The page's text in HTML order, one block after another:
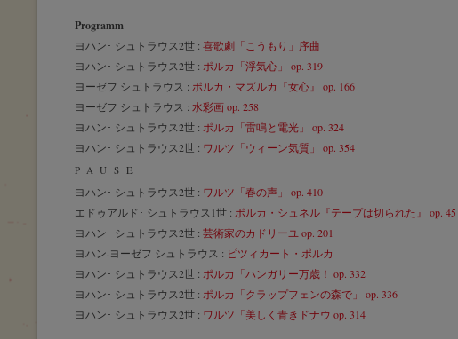
Programm
ヨハン･ シュトラウス2世 : 喜歌劇「こうもり」序曲
ヨハン･ シュトラウス2世 : ポルカ「浮気心」 op. 319
ヨーゼフ シュトラウス : ポルカ・マズルカ『女心』 op. 166
ヨーゼフ シュトラウス : 水彩画 op. 258
ヨハン･ シュトラウス2世 : ポルカ「雷鳴と電光」 op. 324
ヨハン･ シュトラウス2世 : ワルツ「ウィーン気質」 op. 354
PAUSE
ヨハン･ シュトラウス2世 : ワルツ「春の声」 op. 410
エドゥアルド･ シュトラウス1世 : ポルカ・シュネル『テープは切られた』 op. 45
ヨハン･ シュトラウス2世 : 芸術家のカドリーユ op. 201
ヨハン·ヨーゼフ シュトラウス : ピツィカート・ポルカ
ヨハン･ シュトラウス2世 : ポルカ「ハンガリー万歳！ op. 332
ヨハン･ シュトラウス2世 : ポルカ「クラップフェンの森で」 op. 336
ヨハン･ シュトラウス2世 : ワルツ「美しく青きドナウ op. 314